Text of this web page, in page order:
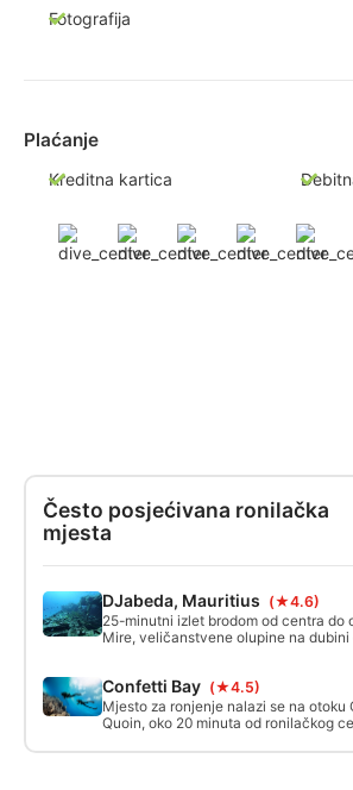
Fotografija
Plaćanje
Kreditna kartica
Često posjećivana ronilačka
mjesta
DJabeda, Mauritius (★4.6)
25-minutni izlet brodom od centra do
Mire, veličanstvene olupine na dubini
između 30 i 40 metara, moguća jaka
(umjerena).
Confetti Bay (★4.5)
Mjesto za ronjenje nalazi se na otoku
Quoin, oko 20 minuta od ronilačkog
pogodno za sve razine i početne